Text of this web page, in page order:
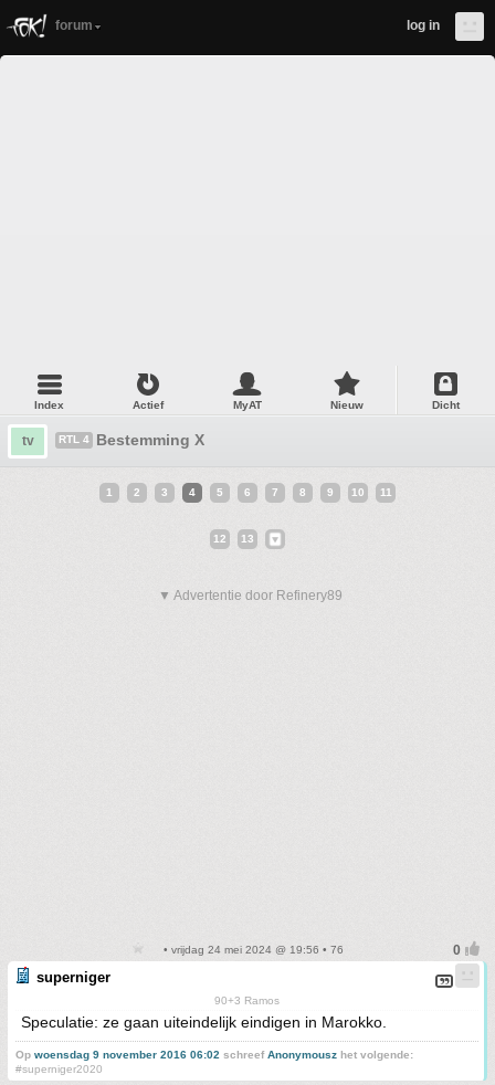
forum log in
Index Actief MyAT Nieuw Dicht
tv RTL 4 Bestemming X
1 2 3 4 5 6 7 8 9 10 11
12 13
▼ Advertentie door Refinery89
• vrijdag 24 mei 2024 @ 19:56 • 76
superniger
90+3 Ramos
Speculatie: ze gaan uiteindelijk eindigen in Marokko.
Op woensdag 9 november 2016 06:02 schreefAnonymousz het volgende:
#superniger2020